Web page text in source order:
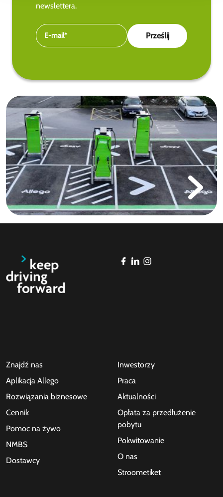
newslettera.
Znajdź nas
Aplikacja Allego
Rozwiązania biznesowe
Cennik
Pomoc na żywo
NMBS
Dostawcy
Inwestorzy
Praca
Aktualności
Opłata za przedłużenie
pobytu
Pokwitowanie
O nas
Stroometiket